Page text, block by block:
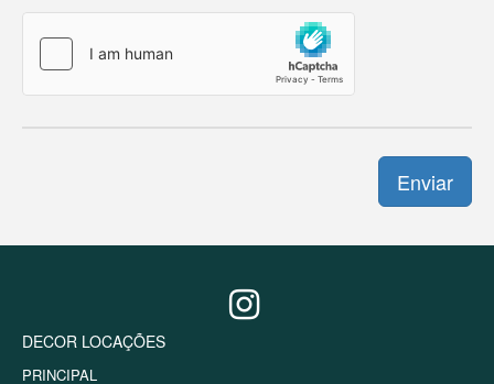
Enviar
DECOR LOCAÇÕES
PRINCIPAL